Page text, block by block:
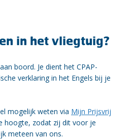
in het vliegtuig?
boord. Je dient het CPAP-
verklaring in het Engels bij je
mogelijk weten via Mijn Prijsvrij
hoogte, zodat zij dit voor je
meteen van ons.